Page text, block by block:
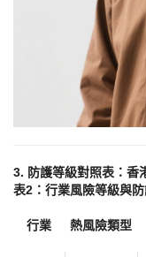
3. 防護等級對照表：香
表2：行業風險等級與
行業 熱風險類型